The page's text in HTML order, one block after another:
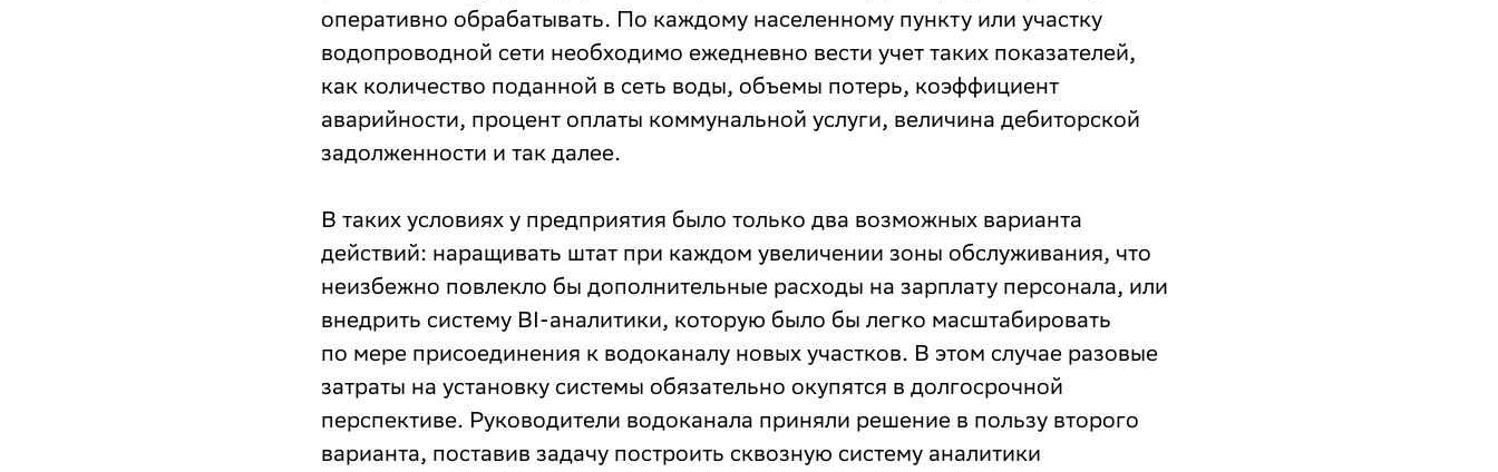
оперативно обрабатывать. По каждому населенному пункту или участку
водопроводной сети необходимо ежедневно вести учет таких показателей,
как количество поданной в сеть воды, объемы потерь, коэффициент
аварийности, процент оплаты коммунальной услуги, величина дебиторской
задолженности и так далее.
В таких условиях у предприятия было только два возможных варианта
действий: наращивать штат при каждом увеличении зоны обслуживания, что
неизбежно повлекло бы дополнительные расходы на зарплату персонала, или
внедрить систему BI-аналитики, которую было бы легко масштабировать
по мере присоединения к водоканалу новых участков. В этом случае разовые
затраты на установку системы обязательно окупятся в долгосрочной
перспективе. Руководители водоканала приняли решение в пользу второго
варианта, поставив задачу построить сквозную систему аналитики